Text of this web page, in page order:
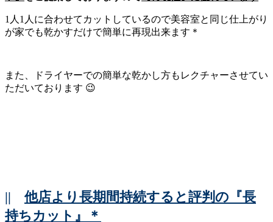
1人1人に合わせてカットしているので美容室と同じ仕上がり
が家でも乾かすだけで簡単に再現出来ます＊
また、ドライヤーでの簡単な乾かし方もレクチャーさせてい
ただいております 😉
|| 他店より長期間持続すると評判の『長
持ちカット』＊